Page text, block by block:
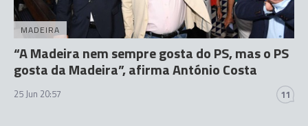
MADEIRA
“A Madeira nem sempre gosta do PS, mas o PS
gosta da Madeira”, afirma António Costa
25 Jun 20:57 11